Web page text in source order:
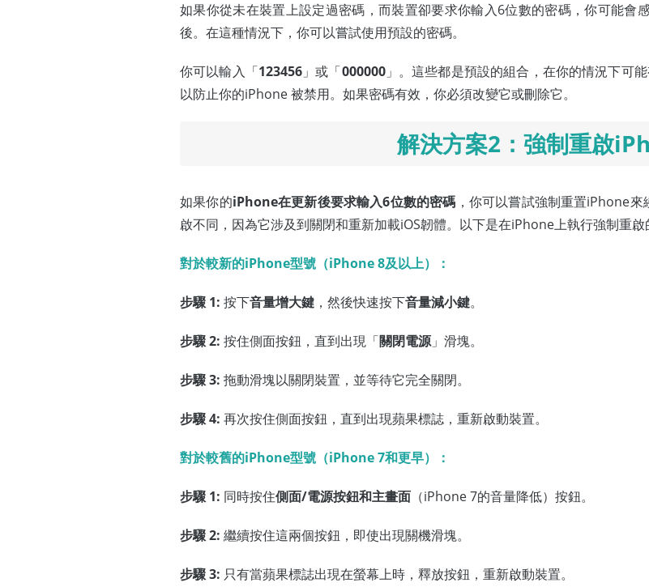
如果你從未在裝置上設定過密碼，而裝置卻要求你輸入6位數的密碼，你可能會
後。在這種情況下，你可以嘗試使用預設的密碼。
你可以輸入「123456」或「000000」。這些都是預設的組合，在你的情況下可
以防止你的iPhone 被禁用。如果密碼有效，你必須改變它或刪除它。
解決方案2：強制重啟
如果你的iPhone在更新後要求輸入6位數的密碼 ，你可以嘗試強制重置iPhone
啟不同，因為它涉及到關閉和重新加載iOS韌體。以下是在iPhone上執行強制重啟
對於較新的iPhone型號（iPhone 8及以上）：
步驟 1: 按下音量增大鍵 ，然後快速按下音量減小鍵。
步驟 2: 按住側面按鈕，直到出現「關閉電源」滑塊。
步驟 3: 拖動滑塊以關閉裝置，並等待它完全關閉。
步驟 4: 再次按住側面按鈕，直到出現蘋果標誌，重新啟動裝置。
對於較舊的iPhone型號（iPhone 7和更早）：
步驟 1: 同時按住側面/電源按鈕和主畫面 （iPhone 7的音量降低）按鈕。
步驟 2: 繼續按住這兩個按鈕，即使出現關機滑塊。
步驟 3: 只有當蘋果標誌出現在螢幕上時，釋放按鈕，重新啟動裝置。